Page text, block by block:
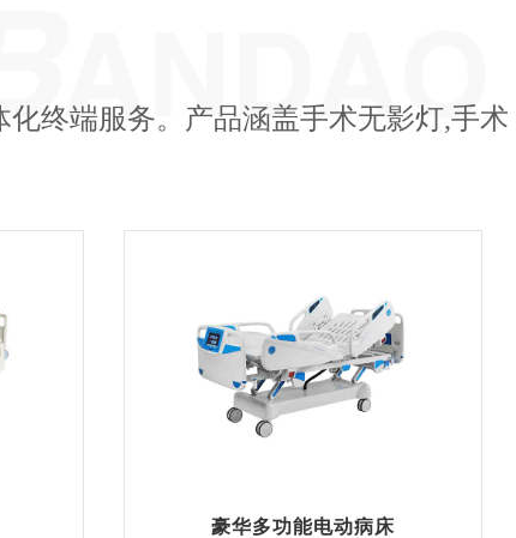
终端服务。产品涵盖手术无影灯,手术
豪华多功能电动病床